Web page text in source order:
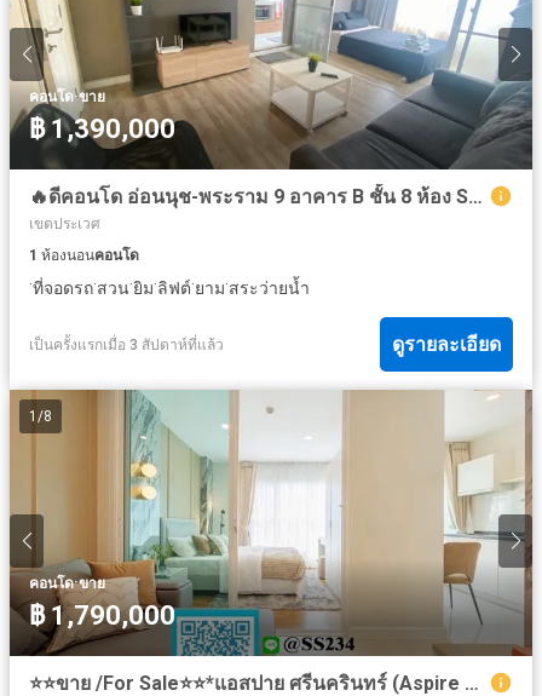
คอนโด·ขาย
฿ 1,390,000
🔥ดีคอนโด อ่อนนุช-พระราม 9 อาคาร B ชั้น 8 ห้อง Studio ขนาด 29.95 ตรม🔥 เพียง 1.39 ล้าน!
เขตประเวศ
1 ห้องนอนคอนโด
·ที่จอดรถ·สวน·ยิม·ลิฟต์·ยาม·สระว่ายน้ำ
เป็นครั้งแรกเมื่อ 3 สัปดาห์ที่แล้ว ดูรายละเอียด
1 /8
คอนโด·ขาย
฿ 1,790,000
⭐⭐ขาย /For Sale⭐⭐*แอสปาย ศรีนครินทร์ (Aspire Srinakarin) 29 ตรม. ชั้น 6 สนใจทัก💚@SS234